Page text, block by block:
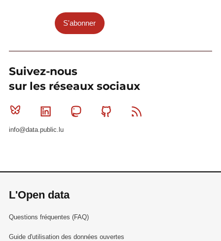
S'abonner
Suivez-nous
sur les réseaux sociaux
Bluesky Linkedin MastodonGithub
info@data.public.lu
L'Open data
Questions fréquentes (FAQ)
Guide d'utilisation des données ouvertes